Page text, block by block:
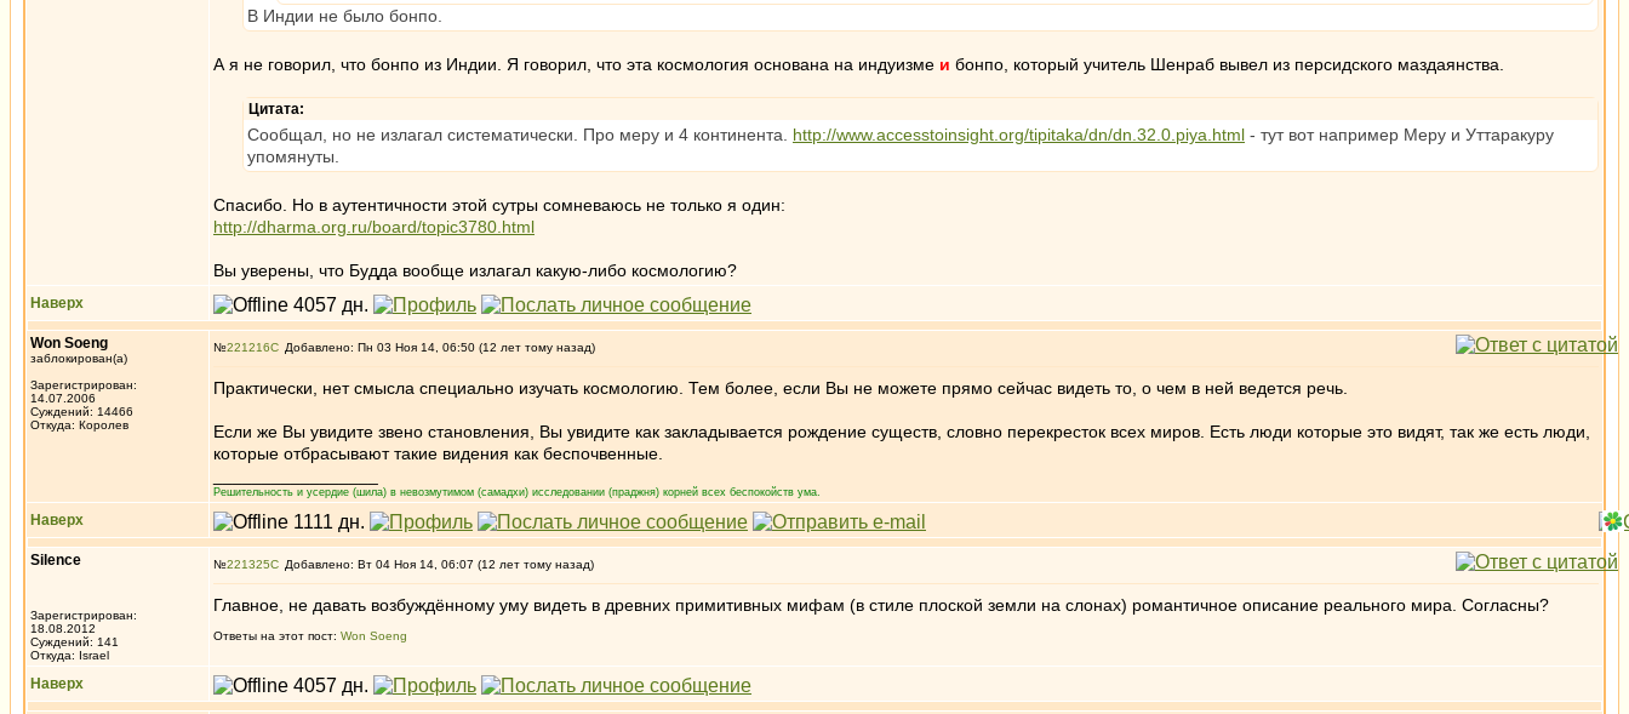
В Индии не было бонпо.
А я не говорил, что бонпо из Индии. Я говорил, что эта космология основана на индуизме и бонпо, который учитель Шенраб вывел из персидского маздаянства.
Цитата:
Сообщал, но не излагал систематически. Про меру и 4 континента. http://www.accesstoinsight.org/tipitaka/dn/dn.32.0.piya.html - тут вот например Меру и Уттаракуру
упомянуты.
Спасибо. Но в аутентичности этой сутры сомневаюсь не только я один:
http://dharma.org.ru/board/topic3780.html
Вы уверены, что Будда вообще излагал какую-либо космологию?
Наверх
Won Soeng
заблокирован(а)
Зарегистрирован:
14.07.2006
Суждений: 14466
Откуда: Королев
№221216 Добавлено: Пн 03 Ноя 14, 06:50 (12 лет тому назад)
Практически, нет смысла специально изучать космологию. Тем более, если Вы не можете прямо сейчас видеть то, о чем в ней ведется речь.
Если же Вы увидите звено становления, Вы увидите как закладывается рождение существ, словно перекресток всех миров. Есть люди которые это видят, так же есть люди,
которые отбрасывают такие видения как беспочвенные.
Решительность и усердие (шила) в невозмутимом (самадхи) исследовании (праджня) корней всех беспокойств ума.
Наверх
Silence
Зарегистрирован:
18.08.2012
Суждений: 141
Откуда: Israel
№221325 Добавлено: Вт 04 Ноя 14, 06:07 (12 лет тому назад)
Главное, не давать возбуждённому уму видеть в древних примитивных мифам (в стиле плоской земли на слонах) романтичное описание реального мира. Согласны?
Ответы на этот пост: Won Soeng
Наверх